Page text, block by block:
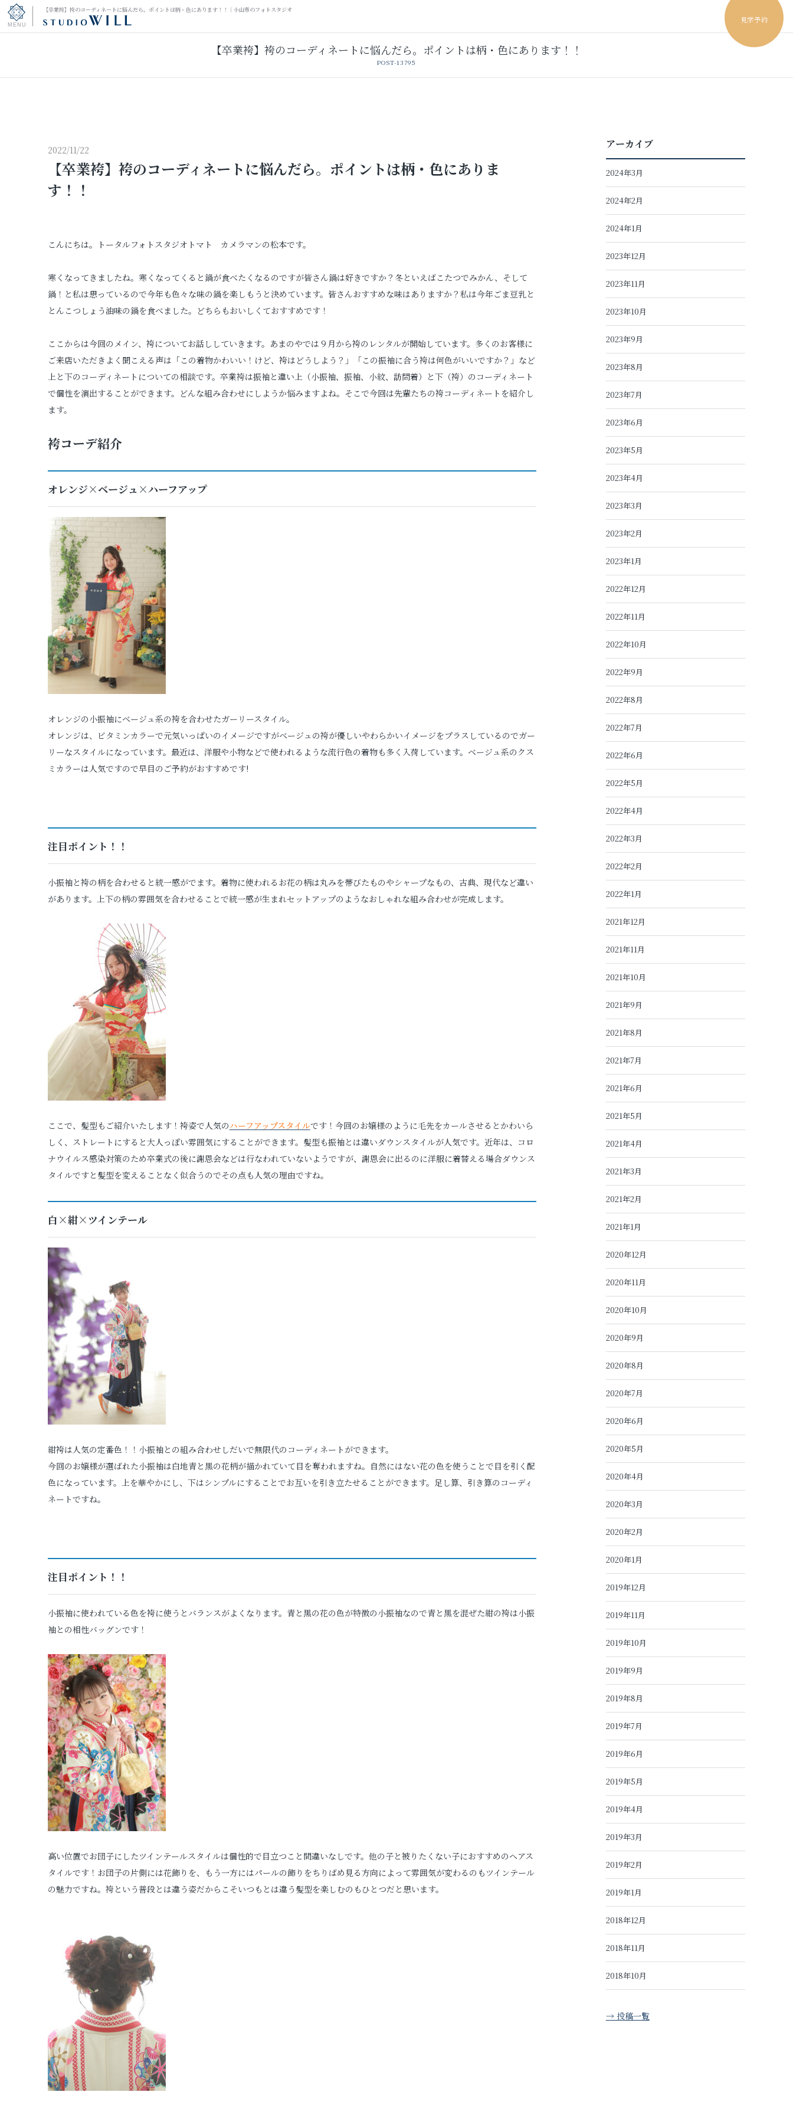
【卒業袴】袴のコーディネートに悩んだら。ポイントは柄・色にあります！！｜小山市のフォトスタジオ
見学予約
ウェディングフォト
プロフィールフォト 婚活写真
証明写真
【卒業袴】袴のコーディネートに悩んだら。ポイントは柄・色にあります！！
POST-13795
2022/11/22
【卒業袴】袴のコーディネートに悩んだら。ポイントは柄・色にありま
す！！
こんにちは。トータルフォトスタジオトマト カメラマンの松本です。
寒くなってきましたね。寒くなってくると鍋が食べたくなるのですが皆さん鍋は好きですか？冬といえばこたつでみかん、そして
鍋！と私は思っているので今年も色々な味の鍋を楽しもうと決めています。皆さんおすすめな味はありますか？私は今年ごま豆乳と
とんこつしょう油味の鍋を食べました。どちらもおいしくておすすめです！
ここからは今回のメイン、袴についてお話ししていきます。あまのやでは９月から袴のレンタルが開始しています。多くのお客様に
ご来店いただきよく聞こえる声は「この着物かわいい！けど、袴はどうしよう？」「この振袖に合う袴は何色がいいですか？」など
上と下のコーディネートについての相談です。卒業袴は振袖と違い上（小振袖、振袖、小紋、訪問着）と下（袴）のコーディネート
で個性を演出することができます。どんな組み合わせにしようか悩みますよね。そこで今回は先輩たちの袴コーディネートを紹介し
ます。
袴コーデ紹介
オレンジ×ベージュ×ハーフアップ
オレンジの小振袖にベージュ系の袴を合わせたガーリースタイル。
オレンジは、ビタミンカラーで元気いっぱいのイメージですがベージュの袴が優しいやわらかいイメージをプラスしているのでガー
リーなスタイルになっています。最近は、洋服や小物などで使われるような流行色の着物も多く入荷しています。ベージュ系のクス
ミカラーは人気ですので早目のご予約がおすすめです!
注目ポイント！！
小振袖と袴の柄を合わせると統一感がでます。着物に使われるお花の柄は丸みを帯びたものやシャープなもの、古典、現代など違い
があります。上下の柄の雰囲気を合わせることで統一感が生まれセットアップのようなおしゃれな組み合わせが完成します。
ここで、髪型もご紹介いたします！袴姿で人気のハーフアップスタイルです！今回のお嬢様のように毛先をカールさせるとかわいら
しく、ストレートにすると大人っぽい雰囲気にすることができます。髪型も振袖とは違いダウンスタイルが人気です。近年は、コロ
ナウイルス感染対策のため卒業式の後に謝恩会などは行なわれていないようですが、謝恩会に出るのに洋服に着替える場合ダウンス
タイルですと髪型を変えることなく似合うのでその点も人気の理由ですね。
白×紺×ツインテール
紺袴は人気の定番色！！小振袖との組み合わせしだいで無限代のコーディネートができます。
今回のお嬢様が選ばれた小振袖は白地青と黒の花柄が描かれていて目を奪われますね。自然にはない花の色を使うことで目を引く配
色になっています。上を華やかにし、下はシンプルにすることでお互いを引き立たせることができます。足し算、引き算のコーディ
ネートですね。
注目ポイント！！
小振袖に使われている色を袴に使うとバランスがよくなります。青と黒の花の色が特徴の小振袖なので青と黒を混ぜた紺の袴は小振
袖との相性バッグンです！
高い位置でお団子にしたツインテールスタイルは個性的で目立つこと間違いなしです。他の子と被りたくない子におすすめのヘアス
タイルです！お団子の片側には花飾りを、もう一方にはパールの飾りをちりばめ見る方向によって雰囲気が変わるのもツインテール
の魅力ですね。袴という普段とは違う姿だからこそいつもとは違う髪型を楽しむのもひとつだと思います。
アーカイブ
2024年3月
2024年2月
2024年1月
2023年12月
2023年11月
2023年10月
2023年9月
2023年8月
2023年7月
2023年6月
2023年5月
2023年4月
2023年3月
2023年2月
2023年1月
2022年12月
2022年11月
2022年10月
2022年9月
2022年8月
2022年7月
2022年6月
2022年5月
2022年4月
2022年3月
2022年2月
2022年1月
2021年12月
2021年11月
2021年10月
2021年9月
2021年8月
2021年7月
2021年6月
2021年5月
2021年4月
2021年3月
2021年2月
2021年1月
2020年12月
2020年11月
2020年10月
2020年9月
2020年8月
2020年7月
2020年6月
2020年5月
2020年4月
2020年3月
2020年2月
2020年1月
2019年12月
2019年11月
2019年10月
2019年9月
2019年8月
2019年7月
2019年6月
2019年5月
2019年4月
2019年3月
2019年2月
2019年1月
2018年12月
2018年11月
2018年10月
→ 投稿一覧